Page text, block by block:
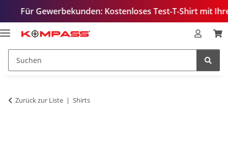
Gewerbekunden: Kostenloses Test-T-Shirt mit Ihrem
Zurück zur Liste Shirts